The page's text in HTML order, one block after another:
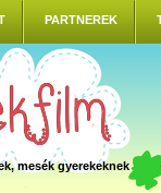
PARTNEREK
mesék gyerekeknek